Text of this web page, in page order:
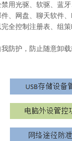
用光驱、软驱、蓝
、网盘、聊天软件、
全控制注册表、组
防护，防止随意卸